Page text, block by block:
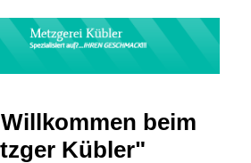
beim
Kübler"